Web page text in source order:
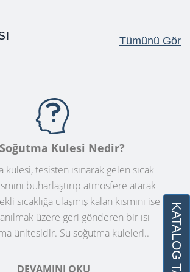
Tümünü Gör
Kulesi Nedir?
kulesi, tesisten ısınarak gelen sıcak
buharlaştırıp atmosfere atarak
sıcaklığa ulaşmış kalan kısmını ise
üzere geri gönderen bir ısı
ünitesidir. Su soğutma kuleleri..
DEVAMINI OKU